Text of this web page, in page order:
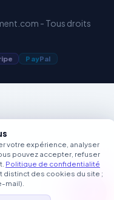
- Tous droits
PayPal
votre expérience, analyser
pouvez accepter, refuser
Politique de confidentialité
distinct des cookies du site ;
mail).